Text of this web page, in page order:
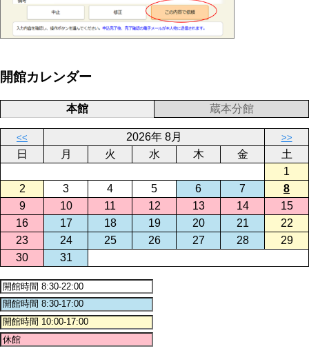
開館カレンダー
本館 蔵本分館
<< 2026年 8月 >>
日 月 火 水 木 金
土
1
2
3 4 5 6 7
8
9
10 11 12 13 14
15
16
17 18 19 20 21
22
23
24 25 26 27 28
29
30
31